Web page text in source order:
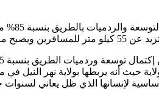
طريق العقبة.
حيث أنه يربطها بولاية نهر
لإنسانها الذي ظل يعاني